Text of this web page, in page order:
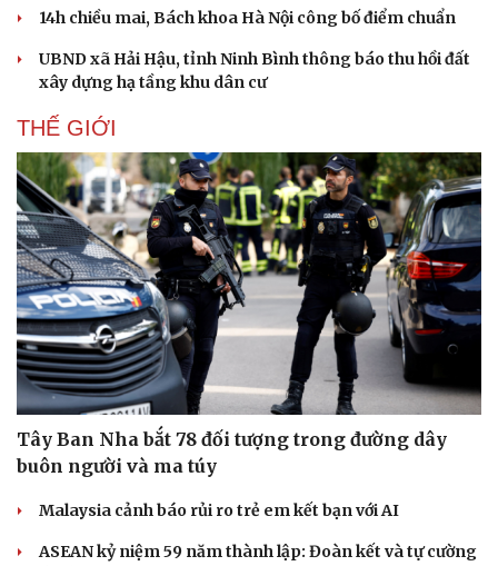
Du lịch
Tư vấn
Săn Tour
check-in
Podcast
Câu chuyện thời sự
Đọc truyện đêm khuya
Kể chuyện cho bé
Hạt giống tâm hồn
14h chiều mai, Bách khoa Hà Nội công bố điểm chuẩn
UBND xã Hải Hậu, tỉnh Ninh Bình thông báo thu hồi đất
xây dựng hạ tầng khu dân cư
THẾ GIỚI
Tây Ban Nha bắt 78 đối tượng trong đường dây
buôn người và ma túy
Malaysia cảnh báo rủi ro trẻ em kết bạn với AI
ASEAN kỷ niệm 59 năm thành lập: Đoàn kết và tự cường